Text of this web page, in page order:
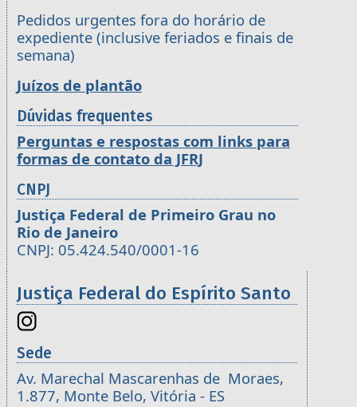
Pedidos urgentes fora do horário de
expediente (inclusive feriados e finais de
semana)
Juízos de plantão
Dúvidas frequentes
Perguntas e respostas com links para
formas de contato da JFRJ
CNPJ
Justiça Federal de Primeiro Grau no
Rio de Janeiro
CNPJ: 05.424.540/0001-16
Justiça Federal do Espírito Santo
Sede
Av. Marechal Mascarenhas de Moraes,
1.877, Monte Belo, Vitória - ES